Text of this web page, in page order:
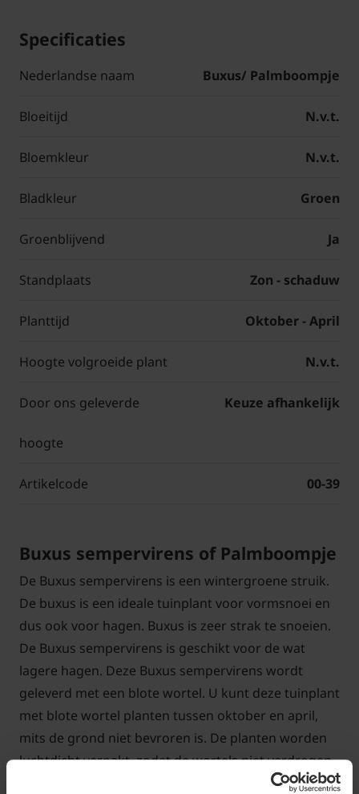
Specificaties
Nederlandse naam Buxus/ Palmboompje
Bloeitijd N.v.t.
Bloemkleur N.v.t.
Bladkleur Groen
Groenblijvend Ja
Standplaats Zon - schaduw
Planttijd Oktober - April
Hoogte volgroeide plant N.v.t.
Door ons geleverde
hoogte
Keuze afhankelijk
Artikelcode 00-39
Buxus sempervirens of Palmboompje
De Buxus sempervirens is een wintergroene struik.
De buxus is een ideale tuinplant voor vormsnoei en
dus ook voor hagen. Buxus is zeer strak te snoeien.
De Buxus sempervirens is geschikt voor de wat
lagere hagen. Deze Buxus sempervirens wordt
geleverd met een blote wortel. U kunt deze tuinplant
met blote wortel planten tussen oktober en april,
mits de grond niet bevroren is. De planten worden
luchtdicht verpakt, zodat de wortels niet verdrogen.
Het is aan te raden deze tuinplanten zo snel